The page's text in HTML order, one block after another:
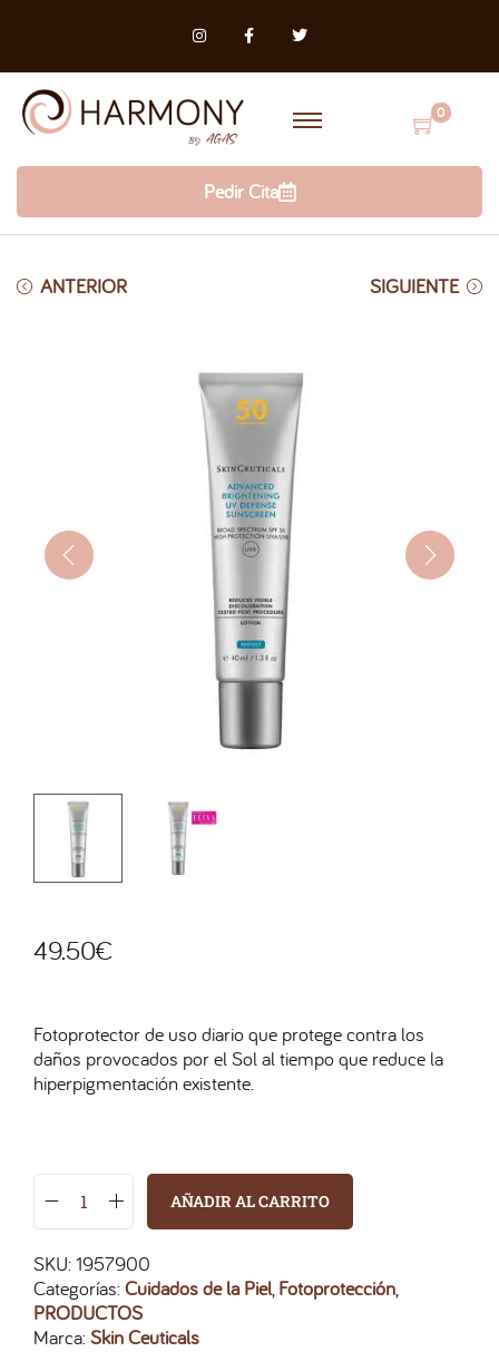
0
Pedir Cita
ANTERIOR SIGUIENTE
49.50€
Fotoprotector de uso diario que protege contra los
daños provocados por el Sol al tiempo que reduce la
hiperpigmentación existente.
AÑADIR AL CARRITO
SKU:1957900
Categorías:Cuidados de la Piel,Fotoprotección,
PRODUCTOS
Marca:Skin Ceuticals